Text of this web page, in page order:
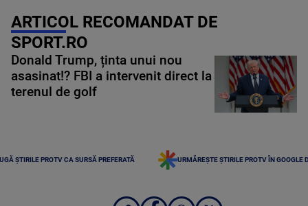
ARTICOL RECOMANDAT DE
SPORT.RO
Donald Trump, ținta unui nou
asasinat!? FBI a intervenit direct la
terenul de golf
ȘTIRILE PROTV CA SURSĂ PREFERATĂ URMĂREȘTE ȘTIRILE PROTV ÎN GOOGLE